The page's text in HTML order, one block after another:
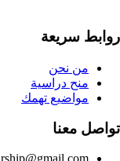
روابط سريعة
من نحن
منح دراسية
مواضيع تهمك
تواصل معنا